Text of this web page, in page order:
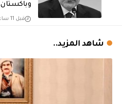
وباكستان
قبل 11 ساعة
شاهد المزيد..